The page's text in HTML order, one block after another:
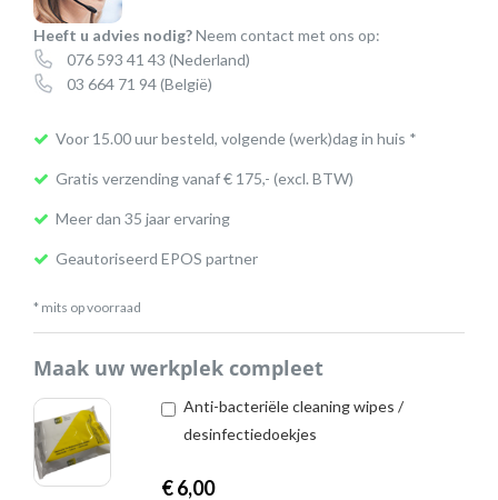
Maak uw werkplek compleet
Anti-bacteriële cleaning wipes /
desinfectiedoekjes
€6,00
3,5
mm)
aantal
Heeft u advies nodig?Neem contact met ons op:
076 593 41 43 (Nederland)
03 664 71 94(België)
Voor 15.00 uur besteld, volgende (werk)dag in huis *
Gratis verzending vanaf € 175,- (excl. BTW)
Meer dan 35 jaar ervaring
Geautoriseerd EPOS partner
* mits op voorraad